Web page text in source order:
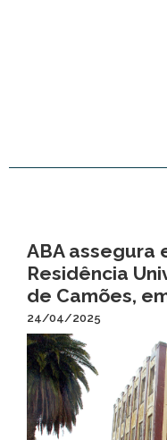
ABA assegura
Residência
de Camões,
24/04/2025